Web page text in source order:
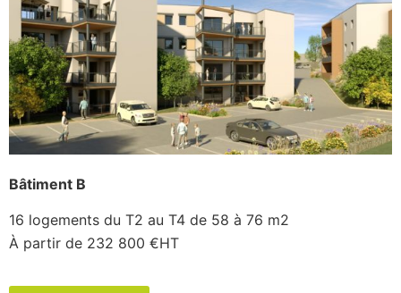
Bâtiment B
16 logements du T2 au T4 de 58 à 76 m2
À partir de 232 800 €HT